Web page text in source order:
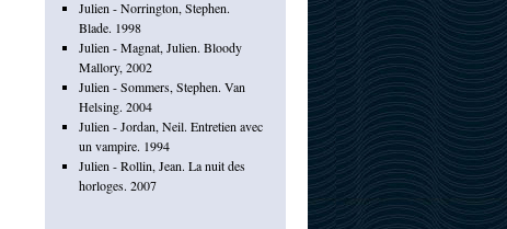
Julien - Norrington, Stephen.
Blade. 1998
Julien - Magnat, Julien. Bloody
Mallory, 2002
Julien - Sommers, Stephen. Van
Helsing. 2004
Julien - Jordan, Neil. Entretien avec
un vampire. 1994
Julien - Rollin, Jean. La nuit des
horloges. 2007